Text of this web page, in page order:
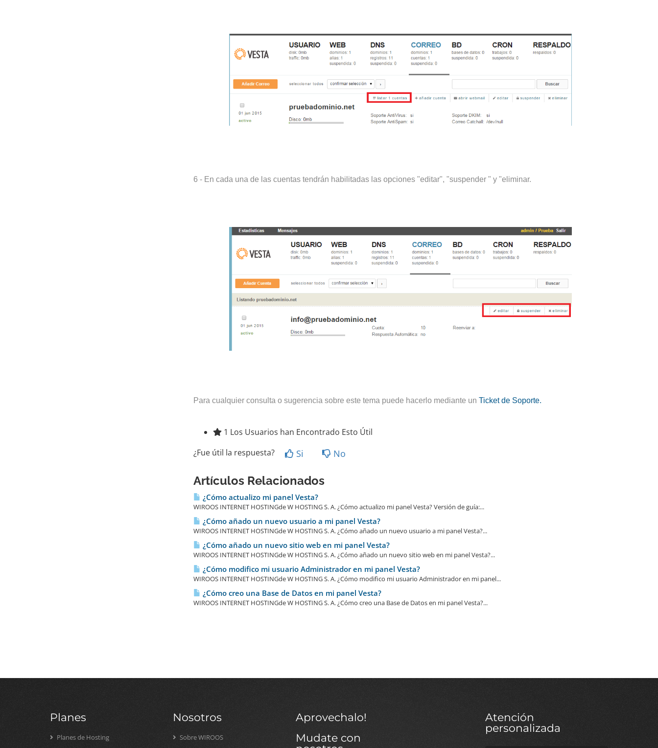
6 - En cada una de las cuentas tendrán habilitadas las opciones "editar", "suspender " y "eliminar.
Para cualquier consulta o sugerencia sobre este tema puede hacerlo mediante un Ticket de Soporte.
1 Los Usuarios han Encontrado Esto Útil
¿Fue útil la respuesta?
Si No
Artículos Relacionados
¿Cómo actualizo mi panel Vesta?
WIROOS INTERNET HOSTINGde W HOSTING S. A. ¿Cómo actualizo mi panel Vesta? Versión de guía:...
¿Cómo añado un nuevo usuario a mi panel Vesta?
WIROOS INTERNET HOSTINGde W HOSTING S. A. ¿Cómo añado un nuevo usuario a mi panel Vesta?...
¿Cómo añado un nuevo sitio web en mi panel Vesta?
WIROOS INTERNET HOSTINGde W HOSTING S. A. ¿Cómo añado un nuevo sitio web en mi panel Vesta?...
¿Cómo modifico mi usuario Administrador en mi panel Vesta?
WIROOS INTERNET HOSTINGde W HOSTING S. A. ¿Cómo modifico mi usuario Administrador en mi panel...
¿Cómo creo una Base de Datos en mi panel Vesta?
WIROOS INTERNET HOSTINGde W HOSTING S. A. ¿Cómo creo una Base de Datos en mi panel Vesta?...
Planes
Planes de Hosting
Nosotros
Sobre WIROOS
Aprovechalo!
Mudate con
Atención
personalizada